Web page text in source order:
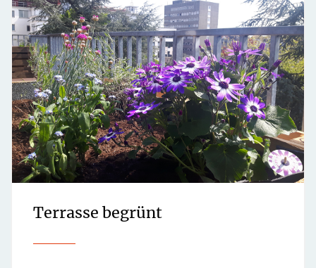
Terrasse begrünt